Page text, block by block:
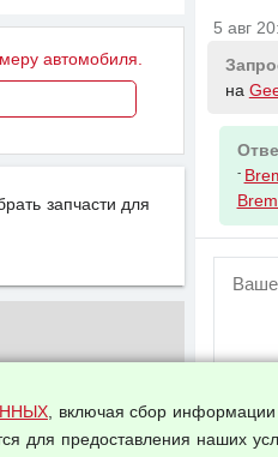
автомобиля.
запчасти для
, включая сбор
для предоставления наших
5 авг
на
-